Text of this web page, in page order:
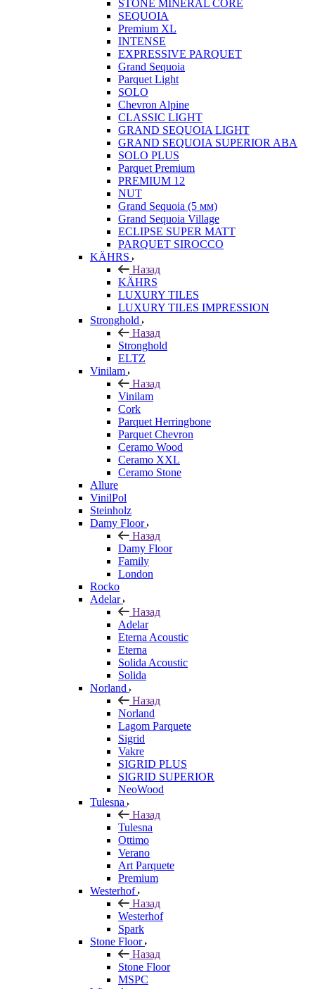
STONE MINERAL CORE
SEQUOIA
Premium XL
INTENSE
EXPRESSIVE PARQUET
Grand Sequoia
Parquet Light
SOLO
Chevron Alpine
CLASSIC LIGHT
GRAND SEQUOIA LIGHT
GRAND SEQUOIA SUPERIOR ABA
SOLO PLUS
Parquet Premium
PREMIUM 12
NUT
Grand Sequoia (5 мм)
Grand Sequoia Village
ECLIPSE SUPER MATT
PARQUET SIROCCO
KÄHRS
Назад
KÄHRS
LUXURY TILES
LUXURY TILES IMPRESSION
Stronghold
Назад
Stronghold
ELTZ
Vinilam
Назад
Vinilam
Cork
Parquet Herringbone
Parquet Chevron
Ceramo Wood
Ceramo XXL
Ceramo Stone
Allure
VinilPol
Steinholz
Damy Floor
Назад
Damy Floor
Family
London
Rocko
Adelar
Назад
Adelar
Eterna Acoustic
Eterna
Solida Acoustic
Solida
Norland
Назад
Norland
Lagom Parquete
Sigrid
Vakre
SIGRID PLUS
SIGRID SUPERIOR
NeoWood
Tulesna
Назад
Tulesna
Ottimo
Verano
Art Parquete
Premium
Westerhof
Назад
Westerhof
Spark
Stone Floor
Назад
Stone Floor
MSPC